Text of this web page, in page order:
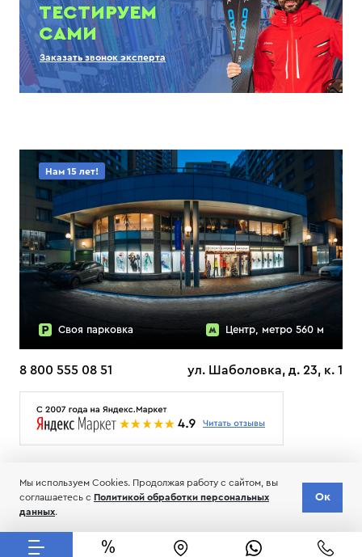
ТЕСТИРУЕМ
САМИ
Заказать звонок эксперта
Нам 15 лет!
Своя парковка Центр, метро 560 м
8 800 555 08 51 ул. Шаболовка, д. 23, к. 1
Мы используем Cookies. Продолжая работу с сайтом, вы
соглашаетесь с Политикой обработки персональных
данных.
Ок